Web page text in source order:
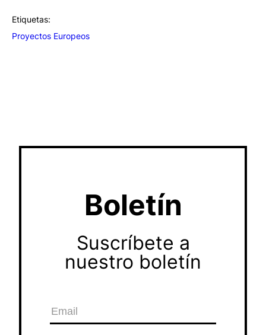
Etiquetas:
Proyectos Europeos
Boletín
Suscríbete a
nuestro boletín